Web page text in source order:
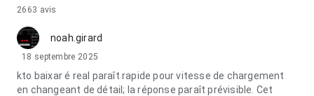
2663 avis
noah.girard
18 septembre 2025
kto baixar é real paraît rapide pour vitesse de chargement
en changeant de détail; la réponse paraît prévisible. Cet